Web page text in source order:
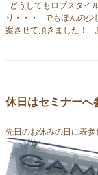
どうしてもロブスタイ
り・・・ でもほんの少
案させて頂きました！
休日はセミナーへ
先日のお休みの日に表